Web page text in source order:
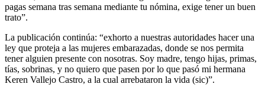
pagas semana tras semana mediante tu nómina, exige tener un buen
trato”.
La publicación continúa: “exhorto a nuestras autoridades hacer una
ley que proteja a las mujeres embarazadas, donde se nos permita
tener alguien presente con nosotras. Soy madre, tengo hijas, primas,
tías, sobrinas, y no quiero que pasen por lo que pasó mi hermana
Keren Vallejo Castro, a la cual arrebataron la vida (sic)”.